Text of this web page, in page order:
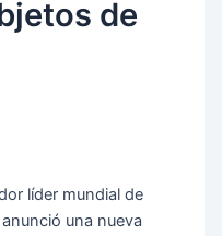
de
líder mundial de
una nueva